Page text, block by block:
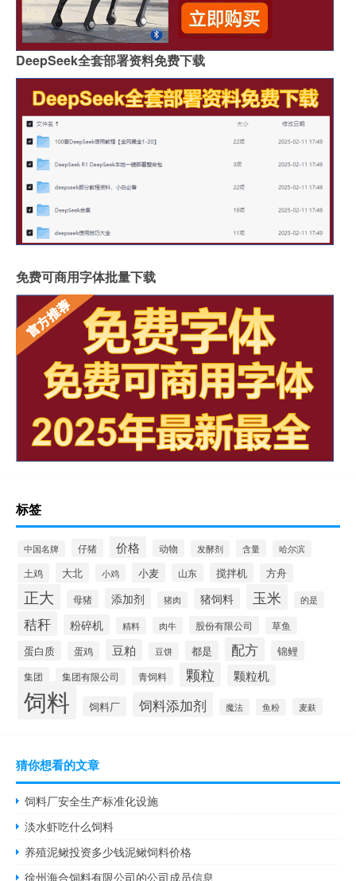
DeepSeek全套部署资料免费下载
免费可商用字体批量下载
标签
中国名牌 仔猪 价格 动物 发酵剂 含量 哈尔滨
土鸡 大北 小鸡 小麦 山东 搅拌机 方舟
正大 母猪 添加剂 猪肉 猪饲料 玉米 的是
秸秆 粉碎机 精料 肉牛 股份有限公司 草鱼
蛋白质 蛋鸡 豆粕 豆饼 都是 配方 锦鲤
集团 集团有限公司 青饲料 颗粒 颗粒机
饲料 饲料厂 饲料添加剂 魔法 鱼粉 麦麸
猜你想看的文章
饲料厂安全生产标准化设施
淡水虾吃什么饲料
养殖泥鳅投资多少钱泥鳅饲料价格
徐州海合饲料有限公司的公司成员信息